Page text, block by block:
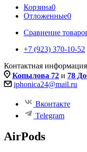
Корзина0
Отложенные0
Сравнение
+7 (923) 370-10-52
Контактная информация
Копылова 72 и 78
iphonica24@mail.ru
Вконтакте
Telegram
AirPods